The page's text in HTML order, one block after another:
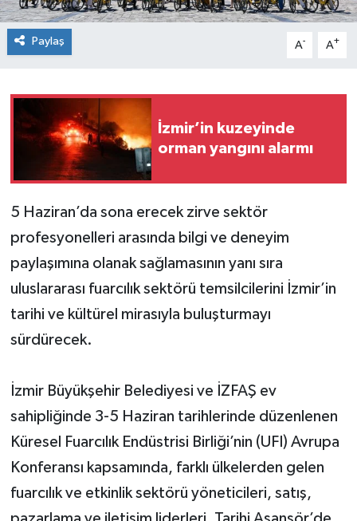
Paylaş A- A+
İzmir’in kuzeyinde
orman yangını alarmı
5 Haziran’da sona erecek zirve sektör
profesyonelleri arasında bilgi ve deneyim
paylaşımına olanak sağlamasının yanı sıra
uluslararası fuarcılık sektörü temsilcilerini İzmir’in
tarihi ve kültürel mirasıyla buluşturmayı
sürdürecek.
İzmir Büyükşehir Belediyesi ve İZFAŞ ev
sahipliğinde 3-5 Haziran tarihlerinde düzenlenen
Küresel Fuarcılık Endüstrisi Birliği’nin (UFI) Avrupa
Konferansı kapsamında, farklı ülkelerden gelen
fuarcılık ve etkinlik sektörü yöneticileri, satış,